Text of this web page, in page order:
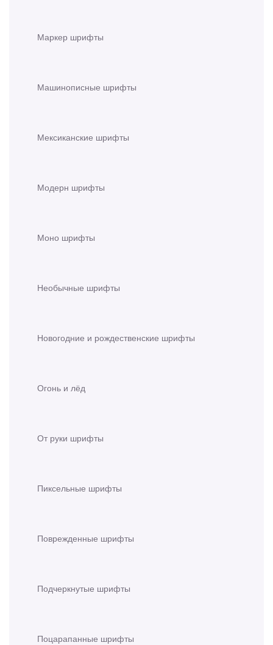
Маркер шрифты
Машинописные шрифты
Мексиканские шрифты
Модерн шрифты
Моно шрифты
Необычные шрифты
Новогодние и рождественские шрифты
Огонь и лёд
От руки шрифты
Пиксельные шрифты
Поврежденные шрифты
Подчеркнутые шрифты
Поцарапанные шрифты